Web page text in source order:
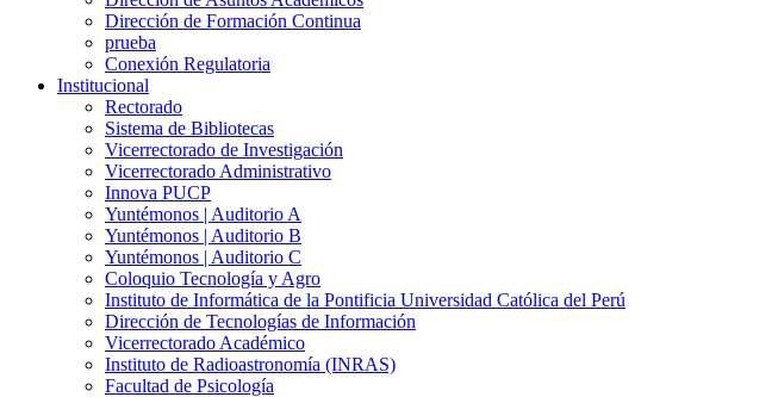
Dirección de Formación Continua
prueba
Conexión Regulatoria
Institucional
Rectorado
Sistema de Bibliotecas
Vicerrectorado de Investigación
Vicerrectorado Administrativo
Innova PUCP
Yuntémonos | Auditorio A
Yuntémonos | Auditorio B
Yuntémonos | Auditorio C
Coloquio Tecnología y Agro
Instituto de Informática de la Pontificia Universidad Católica del Perú
Dirección de Tecnologías de Información
Vicerrectorado Académico
Instituto de Radioastronomía (INRAS)
Facultad de Psicología